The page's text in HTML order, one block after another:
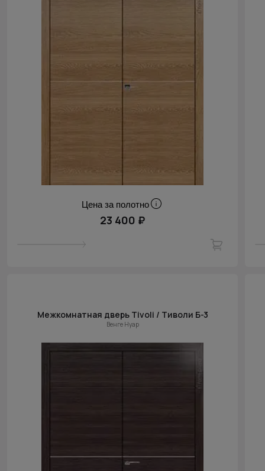
Цена за полотно
23 400 ₽
Межкомнатная дверь Tivoli / Тиволи Б-3
Венге Нуар